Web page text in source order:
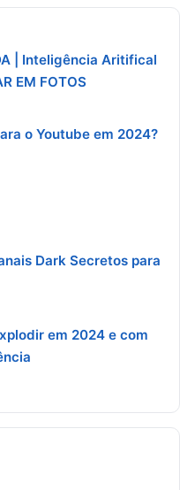
| Inteligência Aritifical
EM FOTOS
o Youtube em 2024?
Dark Secretos para
em 2024 e com